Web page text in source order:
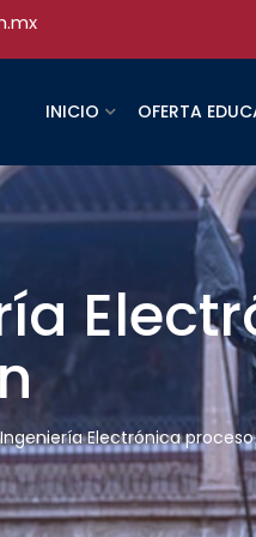
INICIO OFERTA
Electrónica